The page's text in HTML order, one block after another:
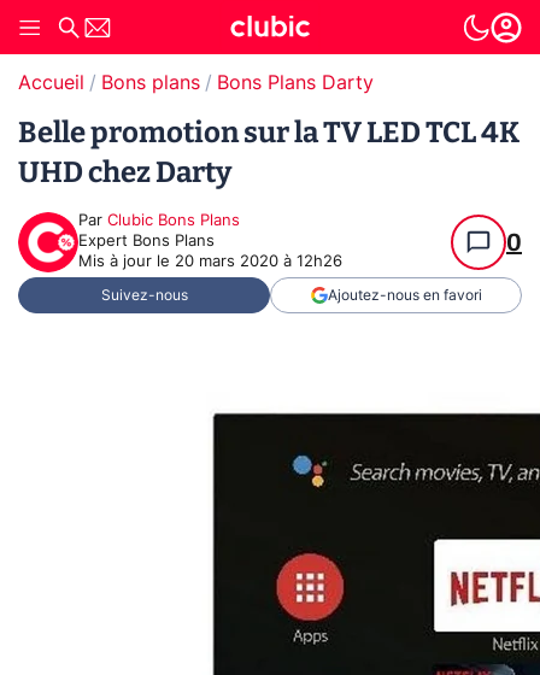
Accueil Bons plans Bons Plans Darty
Belle promotion sur la TV LED TCL 4K
UHD chez Darty
Par Clubic Bons Plans
Expert Bons Plans
Mis à jour le 20 mars 2020 à 12h26
0
Suivez-nous Ajoutez-nous en favori